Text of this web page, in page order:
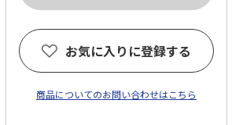
お気に入りに登録する
商品についてのお問い合わせはこちら